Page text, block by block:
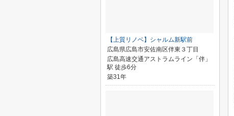
【上質リノベ】シャルム新駅前
広島県広島市安佐南区伴東３丁目
広島高速交通アストラムライン「伴」
駅 徒歩6分
築31年